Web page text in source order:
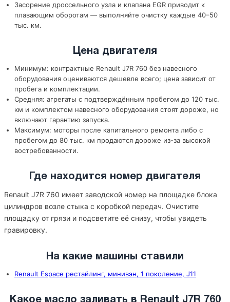
Засорение дроссельного узла и клапана EGR приводит к
плавающим оборотам — выполняйте очистку каждые 40–50
тыс. км.
Цена двигателя
Минимум: контрактные Renault J7R 760 без навесного
оборудования оцениваются дешевле всего; цена зависит от
пробега и комплектации.
Средняя: агрегаты с подтверждённым пробегом до 120 тыс.
км и комплектом навесного оборудования стоят дороже, но
включают гарантию запуска.
Максимум: моторы после капитального ремонта либо с
пробегом до 80 тыс. км продаются дороже из-за высокой
востребованности.
Где находится номер двигателя
Renault J7R 760 имеет заводской номер на площадке блока
цилиндров возле стыка с коробкой передач. Очистите
площадку от грязи и подсветите её снизу, чтобы увидеть
гравировку.
На какие машины ставили
Renault Espace рестайлинг, минивэн, 1 поколение, J11
Какое масло заливать в Renault J7R 760